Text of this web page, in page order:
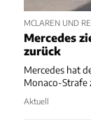
MCLAREN UND
Mercedes
zurück
Mercedes hat
Monaco-Strafe
Aktuell